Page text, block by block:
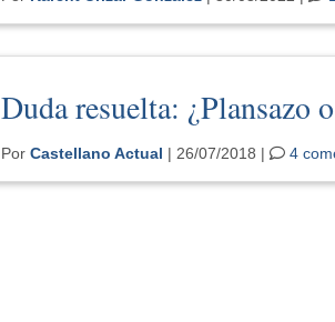
Duda resuelta: ¿Plansazo
Por Castellano Actual | 26/07/2018 | 4